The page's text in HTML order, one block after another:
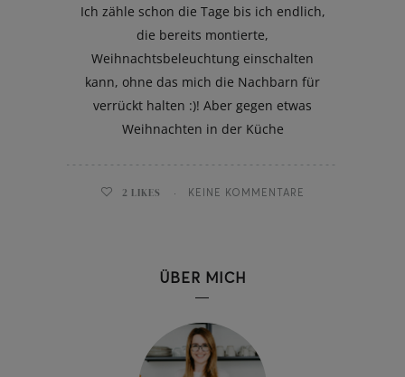
Ich zähle schon die Tage bis ich endlich,
die bereits montierte,
Weihnachtsbeleuchtung einschalten
kann, ohne das mich die Nachbarn für
verrückt halten :)! Aber gegen etwas
Weihnachten in der Küche
2 LIKES KEINE KOMMENTARE
ÜBER MICH